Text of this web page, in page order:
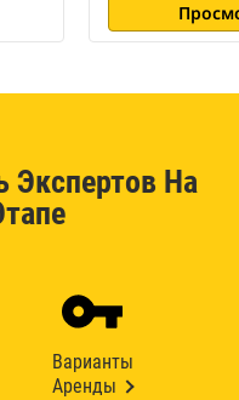
На
Варианты
Аренды